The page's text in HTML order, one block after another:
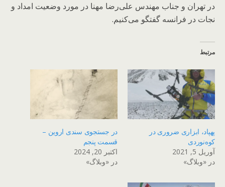
در تهران و جناب مهندس علی‌رضا مهنا در مورد وضعیت امداد و
نجات در فرانسه گفتگو می‌کنیم.
مرتبط
پهپاد، ابزاری ضروری در
کوه‌نوردی
آوریل 5, 2021
در «وبلاگ»
در جستجوی سندی اروین –
قسمت پنجم
اکتبر 20, 2024
در «وبلاگ»